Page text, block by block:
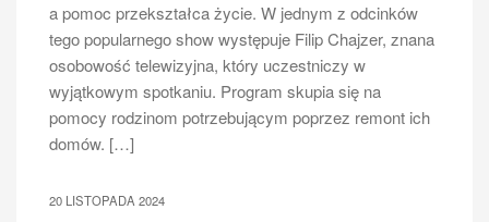
a pomoc przekształca życie. W jednym z odcinków
tego popularnego show występuje Filip Chajzer, znana
osobowość telewizyjna, który uczestniczy w
wyjątkowym spotkaniu. Program skupia się na
pomocy rodzinom potrzebującym poprzez remont ich
domów. […]
20 LISTOPADA 2024